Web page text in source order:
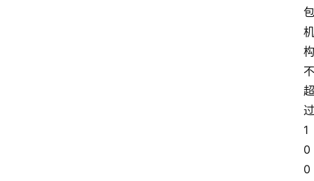
包
机
构
不
超
过
1
0
0